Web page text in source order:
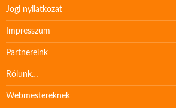
Jogi nyilatkozat
Impresszum
Partnereink
Rólunk…
Webmestereknek